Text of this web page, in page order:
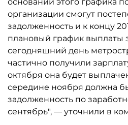
организации смогут
задолженность и к концу
плановый график выплаты
сегодняшний день
частично получили
октября она будет
середине ноября должна
задолженность по
сентябрь", — уточнили в